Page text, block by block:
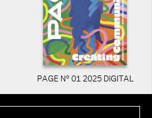
PAGE N° 01 2025 DIGITAL